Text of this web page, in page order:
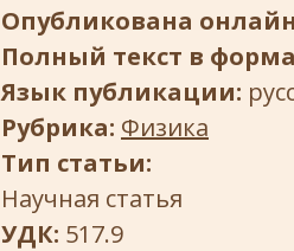
Опубликована
Полный текст в
Язык публикации:
Рубрика: Физика
Тип статьи:
Научная статья
УДК: 517.9